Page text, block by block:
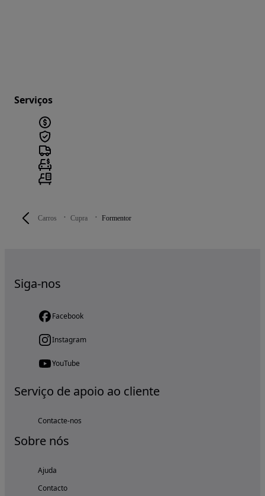
Carros Cupra Formentor
Serviços
Siga-nos
Facebook
Instagram
YouTube
Serviço de apoio ao cliente
Contacte-nos
Sobre nós
Ajuda
Contacto